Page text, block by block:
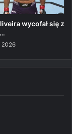
wycofał się z
2026